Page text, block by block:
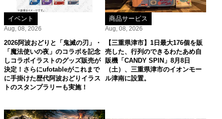
イベント
Aug, 08, 2026
2026阿波おどりと「鬼滅の刃」・
「魔法使いの夜」のコラボを記念
しコラボイラストのグッズ販売が
決定！さらにufotableがこれまで
に手掛けた歴代阿波おどりイラス
トのスタンプラリーも実施！
商品サービス
Aug, 08, 2026
【三重県津市】1日最大176個を販
売した、行列のできるわたあめ自
販機「CANDY SPIN」8月8日
（土）、三重県津市のイオンモー
ル津南に設置。